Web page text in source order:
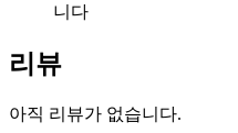
니다
리뷰
아직 리뷰가 없습니다.